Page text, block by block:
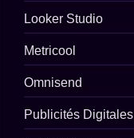
Looker Studio
Metricool
Omnisend
Publicités Digitales